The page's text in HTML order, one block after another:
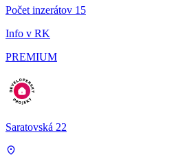
Počet inzerátov 15
Info v RK
PREMIUM
Saratovská 22